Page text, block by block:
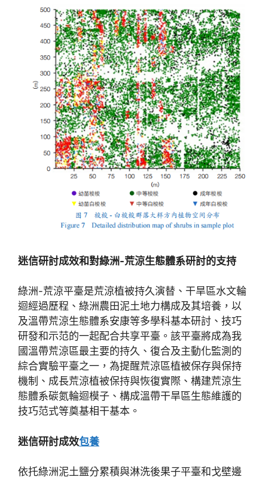
迷信研討成效和對綠洲-荒涼生態體系研討的支持
綠洲-荒涼平臺是荒涼植被持久演替、干旱區水文輪
迴經過歷程、綠洲農田泥土地力構成及其培養，以
及溫帶荒涼生態體系安康等多學科基本研討、技巧
研發和示范的一起配合共享平臺。該平臺將成為我
國溫帶荒涼區最主要的持久、復合及主動化監測的
綜合實驗平臺之一，為提醒荒涼區植被保存與保持
機制、成長荒涼植被保持與恢復實際、構建荒涼生
態體系碳氮輪迴模子、構成溫帶干旱區生態維護的
技巧范式等奠基相干基本。
迷信研討成效包養
依托綠洲泥土鹽分累積與淋洗後果子平臺和戈壁邊